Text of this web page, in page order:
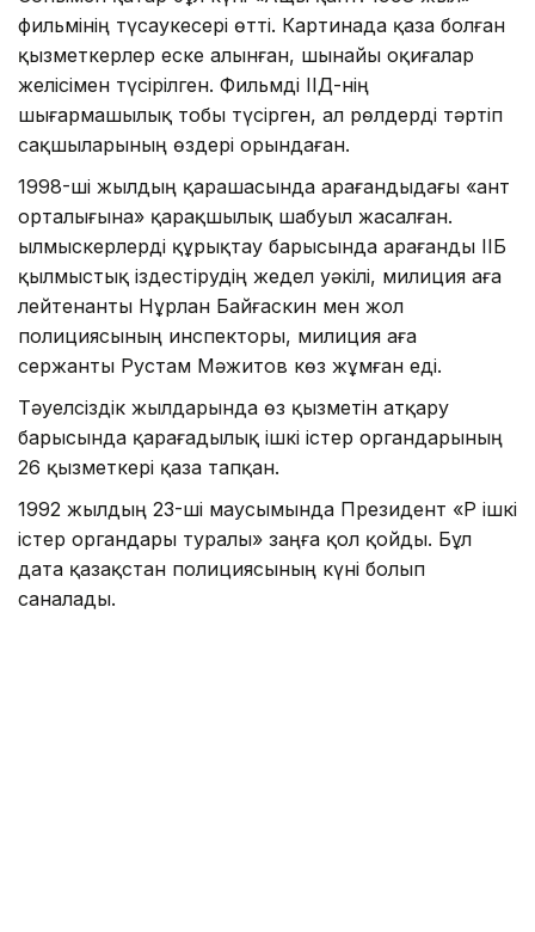
фильмінің түсаукесері өтті. Картинада қаза болған
қызметкерлер еске алынған, шынайы оқиғалар
желісімен түсірілген. Фильмді ІІД-нің
шығармашылық тобы түсірген, ал рөлдерді тәртіп
сақшыларының өздері орындаған.
1998-ші жылдың қарашасында Қарағандыдағы «Қант
орталығына» қарақшылық шабуыл жасалған.
Қылмыскерлерді құрықтау барысында Қарағанды ІІБ
қылмыстық іздестірудің жедел уәкілі, милиция аға
лейтенанты Нұрлан Байғаскин мен жол
полициясының инспекторы, милиция аға
сержанты Рустам Мәжитов көз жұмған еді.
Тәуелсіздік жылдарында өз қызметін атқару
барысында қарағадылық ішкі істер органдарының
26 қызметкері қаза тапқан.
1992 жылдың 23-ші маусымында Президент «ҚР ішкі
істер органдары туралы» заңға қол қойды. Бұл
дата қазақстан полициясының күні болып
саналады.